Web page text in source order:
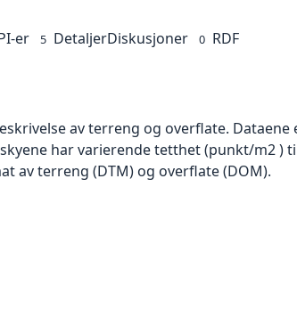
er 5 DetaljerDiskusjoner 0 RDF
av terreng og overflate.
har varierende tetthet (punkt/m2 )
av terreng (DTM) og overflate (DOM).